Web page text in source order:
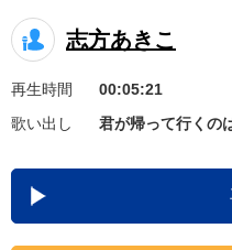
キャンペーン
お知らせ よくあるご質
DAMの新曲
カラオケ最
志方あきこ
再生時間
00:05:21
歌い出し
君が帰って行くの